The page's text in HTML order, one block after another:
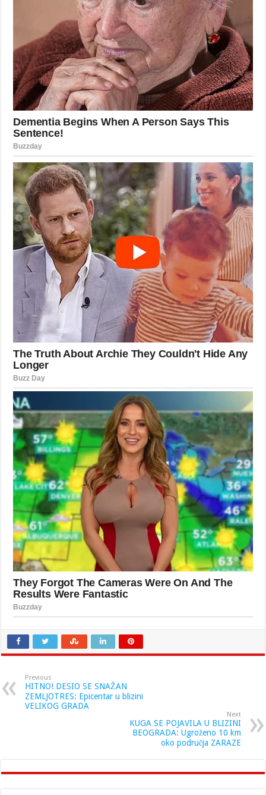
Previous
HITNO! DESIO SE SNAŽAN
ZEMLJOTRES: Epicentar u blizini
VELIKOG GRADA
Next
KUGA SE POJAVILA U BLIZINI
BEOGRADA: Ugroženo 10 km
oko područja ZARAZE